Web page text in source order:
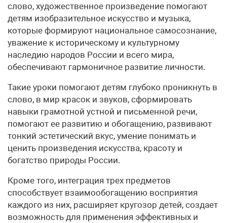
слово, художественное произведение помогают
детям изобразительное искусство и музыка,
которые формируют национальное самосознание,
уважение к историческому и культурному
наследию народов России и всего мира,
обеспечивают гармоничное развитие личности.
Такие уроки помогают детям глубоко проникнуть в
слово, в мир красок и звуков, сформировать
навыки грамотной устной и письменной речи,
помогают ее развитию и обогащению, развивают
тонкий эстетический вкус, умение понимать и
ценить произведения искусства, красоту и
богатство природы России.
Кроме того, интеграция трех предметов
способствует взаимообогащению восприятия
каждого из них, расширяет кругозор детей, создает
возможность для применения эффективных и